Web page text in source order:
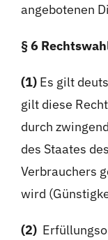
angebotenen
§ 6
(1) Es gilt
gilt diese
durch
des Staates
Verbrauchers
wird
(2)